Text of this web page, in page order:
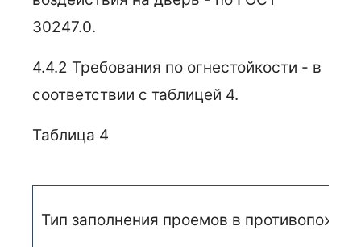
30247.0.
4.4.2 Требования по огнестойкости - в
соответствии с таблицей 4.
Таблица 4
Тип заполнения проемов в